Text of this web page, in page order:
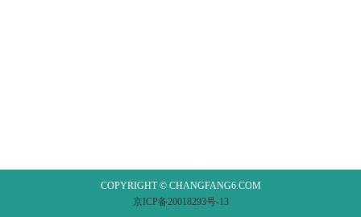
COPYRIGHT © CHANGFANG6.COM
京ICP备20018293号-13